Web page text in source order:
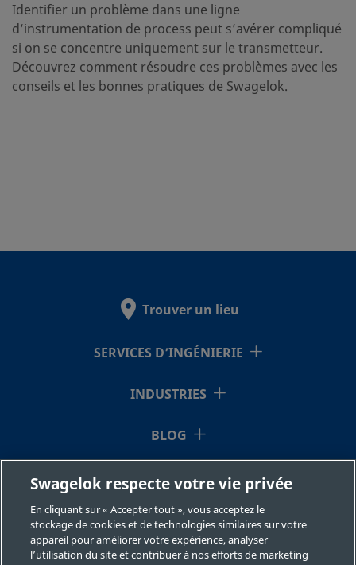
Identifier un problème dans une ligne
d’instrumentation de process peut s’avérer compliqué
si on se concentre uniquement sur le transmetteur.
Découvrez comment résoudre ces problèmes avec les
conseils et les bonnes pratiques de Swagelok.
Trouver un lieu
SERVICES D’INGÉNIERIE
INDUSTRIES
BLOG
RESSOURCES
À NOTRE SUJET
Swagelok respecte votre vie privée
En cliquant sur « Accepter tout », vous acceptez le
stockage de cookies et de technologies similaires sur votre
appareil pour améliorer votre expérience, analyser
l’utilisation du site et contribuer à nos efforts de marketing